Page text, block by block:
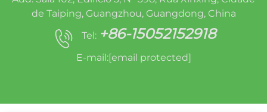
de Taiping, Guangzhou, Guangdong, China
Tel: +86-15052152918
E-mail:[email protected]